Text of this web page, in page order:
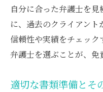
自分に合った弁護士を
に、過去のクライアント
信頼性や実績をチェッ
弁護士を選ぶことが、免
適切な書類準備とそ